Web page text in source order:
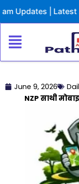
to
| Latest
June 9, 2026
NZP साथी